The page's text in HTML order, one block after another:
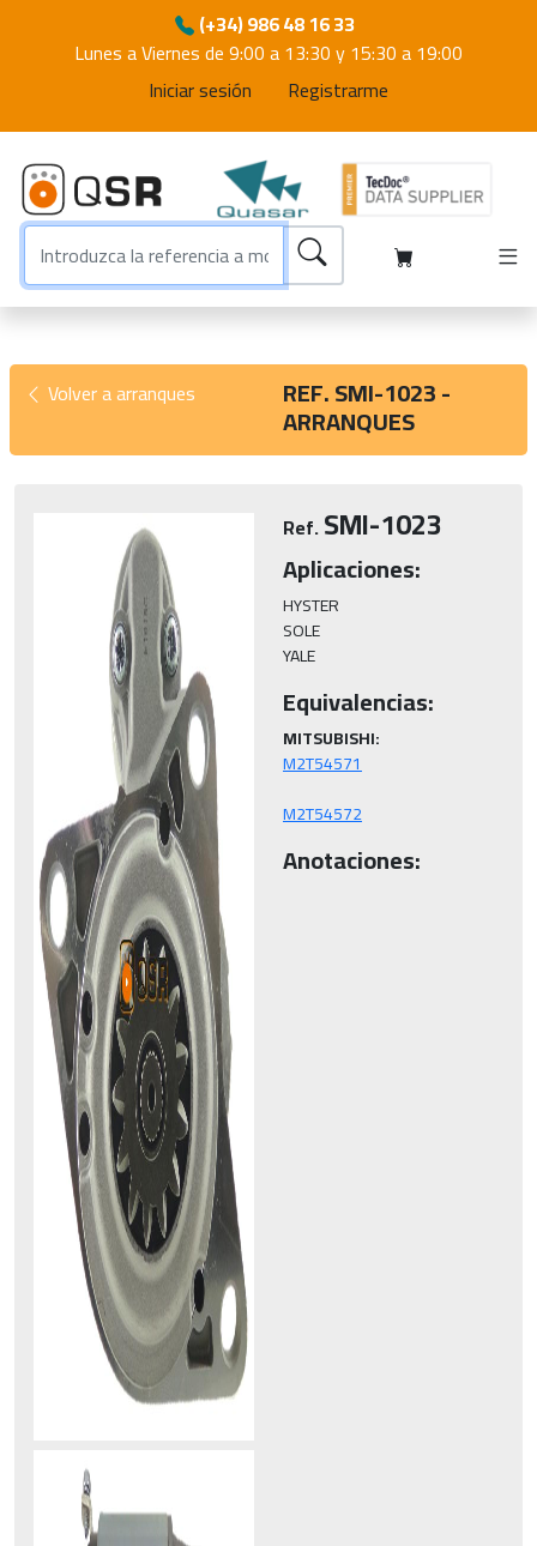
(+34) 986 48 16 33
Lunes a Viernes de 9:00 a 13:30 y 15:30 a 19:00
Iniciar sesión
Registrarme
Volver a arranques REF. SMI-1023 -
ARRANQUES
Ref.SMI-1023
Aplicaciones:
HYSTER
SOLE
YALE
Equivalencias:
MITSUBISHI:
M2T54572
Anotaciones: